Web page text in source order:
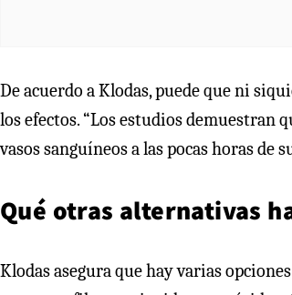
De acuerdo a Klodas, puede que ni
los efectos. “Los estudios demuestran
vasos sanguíneos a las pocas horas de
Qué otras alternativas
Klodas asegura que hay varias